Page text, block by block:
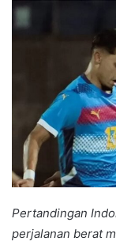
Pertandingan
perjalanan berat